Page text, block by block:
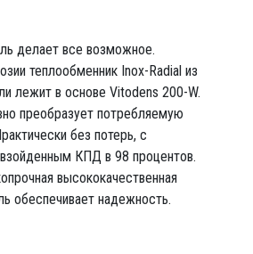
делает все возможное.
теплообменник Inox-Radial из
лежит в основе Vitodens 200-W.
преобразует потребляемую
без потерь, с
КПД в 98 процентов.
высококачественная
обеспечивает надежность.